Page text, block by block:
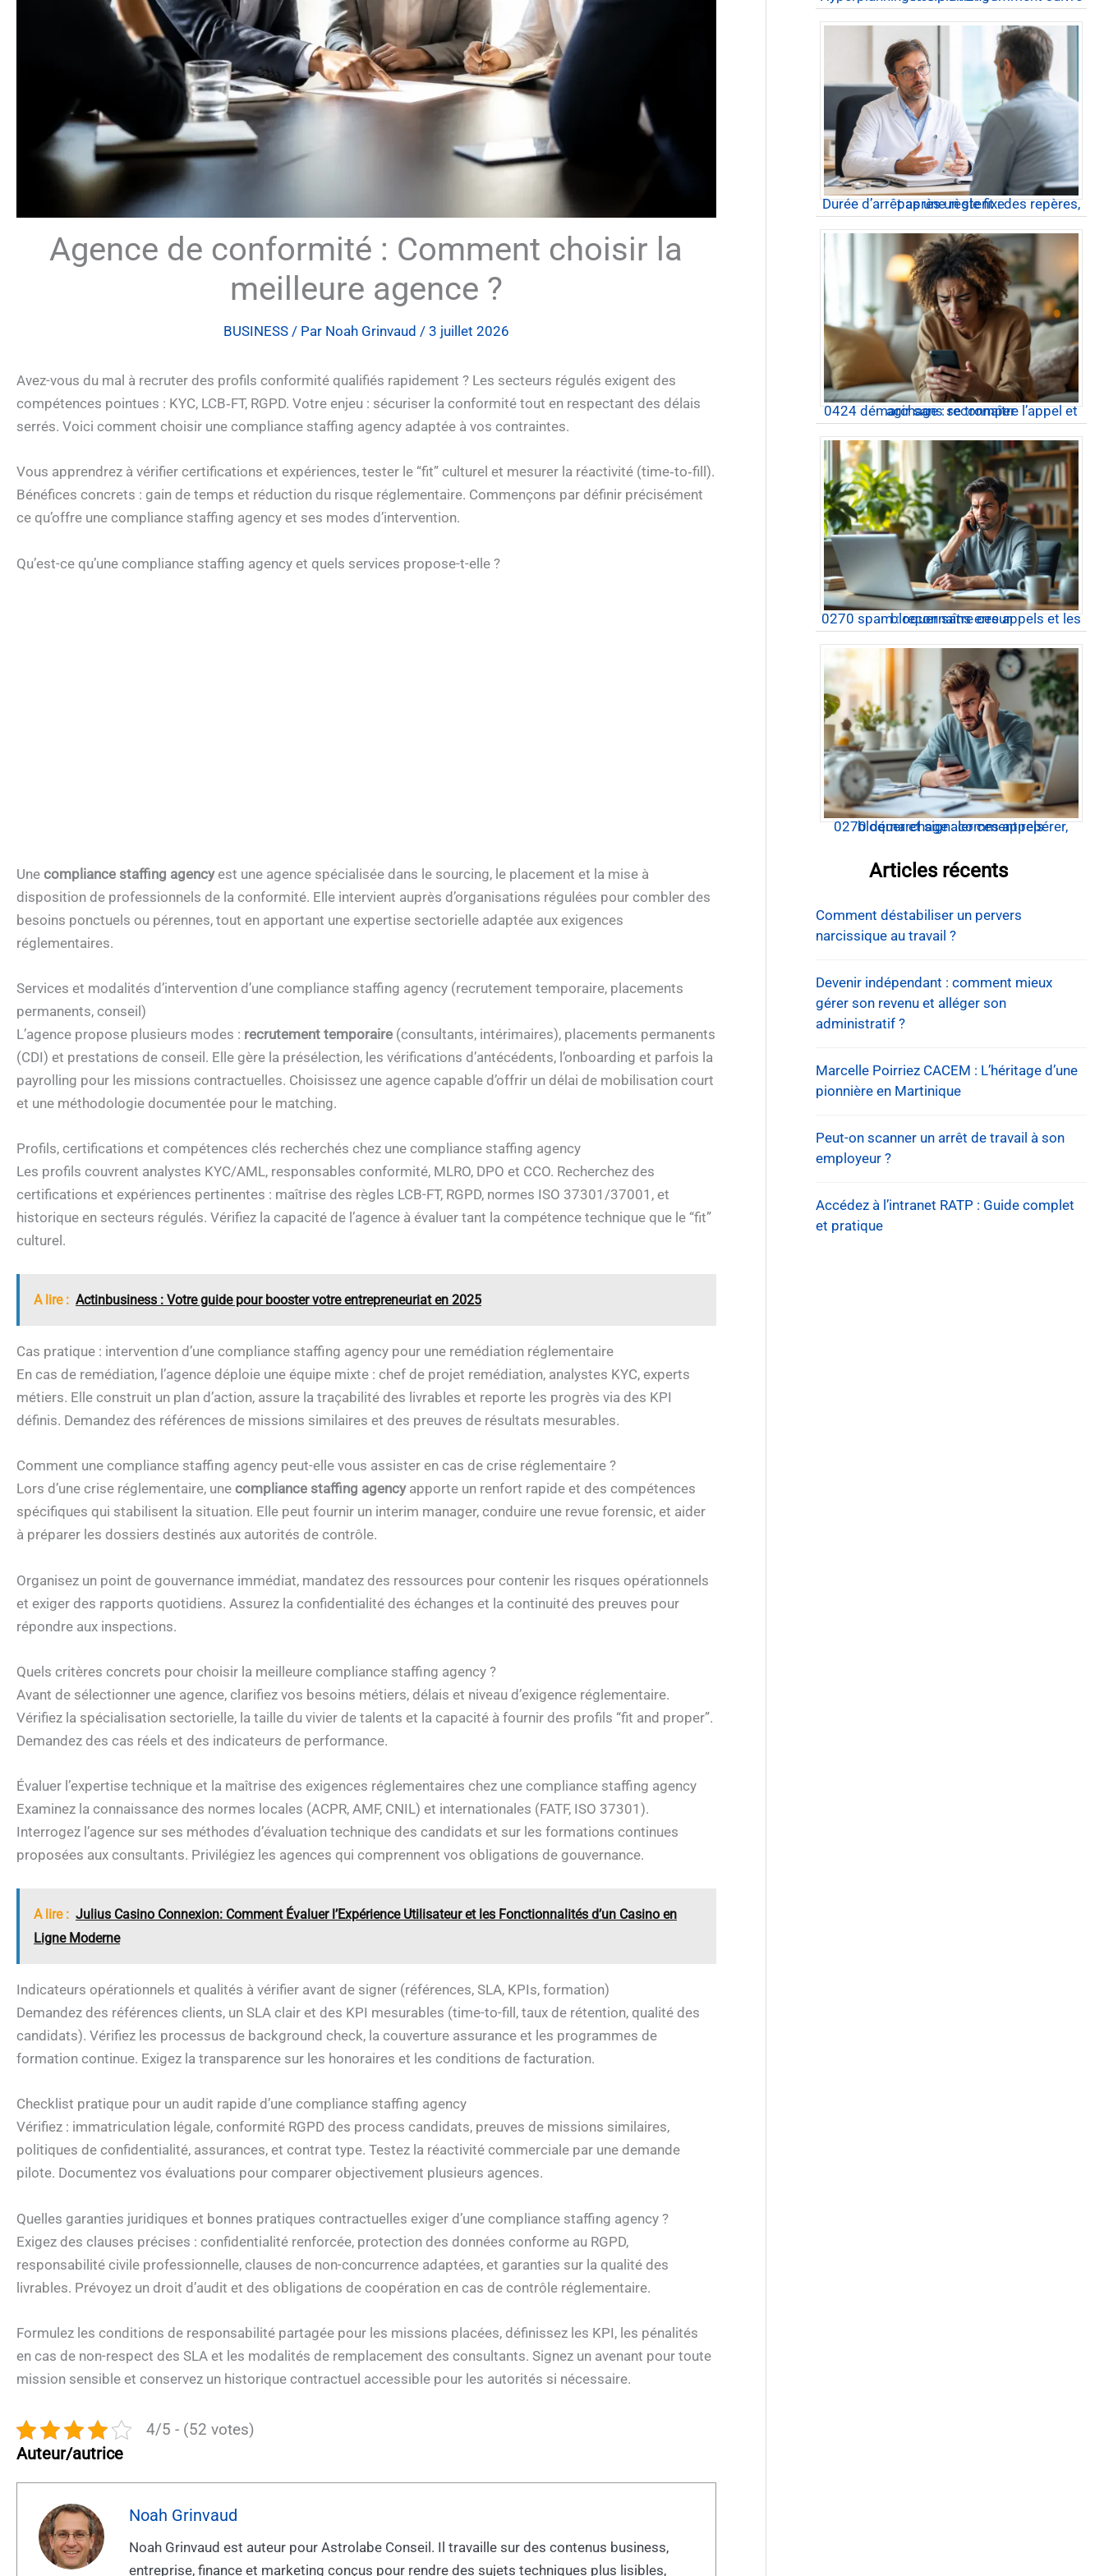
Agence de conformité : Comment choisir la
meilleure agence ?
BUSINESS/ Par Noah Grinvaud / 3 juillet 2026
Avez-vous du mal à recruter des profils conformité qualifiés rapidement ? Les secteurs régulés exigent des
compétences pointues : KYC, LCB‑FT, RGPD. Votre enjeu : sécuriser la conformité tout en respectant des délais
serrés. Voici comment choisir une compliance staffing agency adaptée à vos contraintes.
Vous apprendrez à vérifier certifications et expériences, tester le “fit” culturel et mesurer la réactivité (time‑to‑fill).
Bénéfices concrets : gain de temps et réduction du risque réglementaire. Commençons par définir précisément
ce qu’offre une compliance staffing agency et ses modes d’intervention.
Qu’est-ce qu’une compliance staffing agency et quels services propose-t-elle ?
Une compliance staffing agencyest une agence spécialisée dans le sourcing, le placement et la mise à
disposition de professionnels de la conformité. Elle intervient auprès d’organisations régulées pour combler des
besoins ponctuels ou pérennes, tout en apportant une expertise sectorielle adaptée aux exigences
réglementaires.
Services et modalités d’intervention d’une compliance staffing agency (recrutement temporaire, placements
permanents, conseil)
L’agence propose plusieurs modes : recrutement temporaire (consultants, intérimaires), placements permanents
(CDI) et prestations de conseil. Elle gère la présélection, les vérifications d’antécédents, l’onboarding et parfois la
payrolling pour les missions contractuelles. Choisissez une agence capable d’offrir un délai de mobilisation court
et une méthodologie documentée pour le matching.
Profils, certifications et compétences clés recherchés chez une compliance staffing agency
Les profils couvrent analystes KYC/AML, responsables conformité, MLRO, DPO et CCO. Recherchez des
certifications et expériences pertinentes : maîtrise des règles LCB-FT, RGPD, normes ISO 37301/37001, et
historique en secteurs régulés. Vérifiez la capacité de l’agence à évaluer tant la compétence technique que le “fit”
culturel.
A lire : Actinbusiness : Votre guide pour booster votre entrepreneuriat en 2025
Cas pratique : intervention d’une compliance staffing agency pour une remédiation réglementaire
En cas de remédiation, l’agence déploie une équipe mixte : chef de projet remédiation, analystes KYC, experts
métiers. Elle construit un plan d’action, assure la traçabilité des livrables et reporte les progrès via des KPI
définis. Demandez des références de missions similaires et des preuves de résultats mesurables.
Comment une compliance staffing agency peut-elle vous assister en cas de crise réglementaire ?
Lors d’une crise réglementaire, une compliance staffing agencyapporte un renfort rapide et des compétences
spécifiques qui stabilisent la situation. Elle peut fournir un interim manager, conduire une revue forensic, et aider
à préparer les dossiers destinés aux autorités de contrôle.
Organisez un point de gouvernance immédiat, mandatez des ressources pour contenir les risques opérationnels
et exiger des rapports quotidiens. Assurez la confidentialité des échanges et la continuité des preuves pour
répondre aux inspections.
Quels critères concrets pour choisir la meilleure compliance staffing agency ?
Avant de sélectionner une agence, clarifiez vos besoins métiers, délais et niveau d’exigence réglementaire.
Vérifiez la spécialisation sectorielle, la taille du vivier de talents et la capacité à fournir des profils “fit and proper”.
Demandez des cas réels et des indicateurs de performance.
Évaluer l’expertise technique et la maîtrise des exigences réglementaires chez une compliance staffing agency
Examinez la connaissance des normes locales (ACPR, AMF, CNIL) et internationales (FATF, ISO 37301).
Interrogez l’agence sur ses méthodes d’évaluation technique des candidats et sur les formations continues
proposées aux consultants. Privilégiez les agences qui comprennent vos obligations de gouvernance.
A lire : Julius Casino Connexion: Comment Évaluer l’Expérience Utilisateur et les Fonctionnalités d’un Casino en
Ligne Moderne
Indicateurs opérationnels et qualités à vérifier avant de signer (références, SLA, KPIs, formation)
Demandez des références clients, un SLA clair et des KPI mesurables (time-to-fill, taux de rétention, qualité des
candidats). Vérifiez les processus de background check, la couverture assurance et les programmes de
formation continue. Exigez la transparence sur les honoraires et les conditions de facturation.
Checklist pratique pour un audit rapide d’une compliance staffing agency
Vérifiez : immatriculation légale, conformité RGPD des process candidats, preuves de missions similaires,
politiques de confidentialité, assurances, et contrat type. Testez la réactivité commerciale par une demande
pilote. Documentez vos évaluations pour comparer objectivement plusieurs agences.
Quelles garanties juridiques et bonnes pratiques contractuelles exiger d’une compliance staffing agency ?
Exigez des clauses précises : confidentialité renforcée, protection des données conforme au RGPD,
responsabilité civile professionnelle, clauses de non-concurrence adaptées, et garanties sur la qualité des
livrables. Prévoyez un droit d’audit et des obligations de coopération en cas de contrôle réglementaire.
Formulez les conditions de responsabilité partagée pour les missions placées, définissez les KPI, les pénalités
en cas de non-respect des SLA et les modalités de remplacement des consultants. Signez un avenant pour toute
mission sensible et conservez un historique contractuel accessible pour les autorités si nécessaire.
4/5 - (52 votes)
Auteur/autrice
Noah Grinvaud
Noah Grinvaud est auteur pour Astrolabe Conseil. Il travaille sur des contenus business,
entreprise, finance et marketing conçus pour rendre des sujets techniques plus lisibles,
Durée d’arrêt après un stent : des repères, pas une règle fixe
0424 démarchage : reconnaître l’appel et agir sans se tromper
0270 spam : reconnaître ces appels et les bloquer sans erreur
0270 démarchage : comment repérer, bloquer et signaler ces appels
Articles récents
Comment déstabiliser un pervers
narcissique au travail ?
Devenir indépendant : comment mieux
gérer son revenu et alléger son
administratif ?
Marcelle Poirriez CACEM : L’héritage d’une
pionnière en Martinique
Peut-on scanner un arrêt de travail à son
employeur ?
Accédez à l’intranet RATP : Guide complet
et pratique